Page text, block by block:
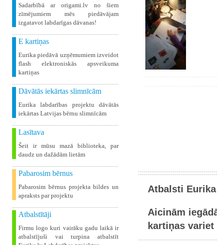
Sadarbībā ar origami.lv no šiem
zīmējumiem mēs piedāvājam
izgatavot labdarīgas dāvanas!
E kartiņas
Eurika piedāvā uzņēmumiem izveidot
flash elektroniskās apsveikuma
kartiņas
Dāvātās iekārtas slimnīcām
Eurika labdarības projektu dāvātās
iekārtas Latvijas bērnu slimnīcām
Lasītava
Šeit ir mūsu mazā biblioteka, par
daudz un dažādām lietām
Pabarosim bērnus
Pabarosim bērnus projekta bildes un
apraksts par projektu
Atbalstītāji
Firmu logo kuri vairāku gadu laikā ir
atbalstījuši vai turpina atbalstīt
Atbalsti
Aicinām
kartiņas variet